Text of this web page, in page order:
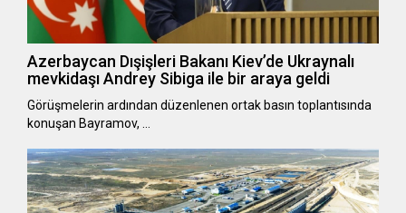
Azerbaycan Dışişleri Bakanı Kiev’de Ukraynalı
mevkidaşı Andrey Sibiga ile bir araya geldi
Görüşmelerin ardından düzenlenen ortak basın toplantısında
konuşan Bayramov, …